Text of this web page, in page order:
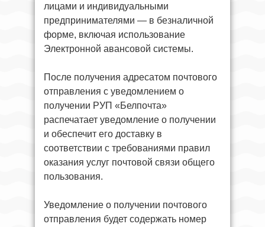
лицами и индивидуальными
предпринимателями — в безналичной
форме, включая использование
Электронной авансовой системы.
После получения адресатом почтового
отправления с уведомлением о
получении РУП «Белпочта»
распечатает уведомление о получении
и обеспечит его доставку в
соответствии с требованиями правил
оказания услуг почтовой связи общего
пользования.
Уведомление о получении почтового
отправления будет содержать номер